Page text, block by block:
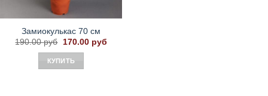
Замиокулькас 70 см
190.00руб
Первоначальная
составляла
190.00 руб.
170.00 рубТекущая
КУПИТЬ